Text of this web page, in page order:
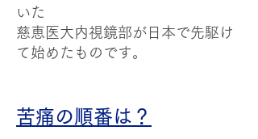
いた
慈恵医大内視鏡部が日本で先駆け
て始めたものです。
苦痛の順番は？